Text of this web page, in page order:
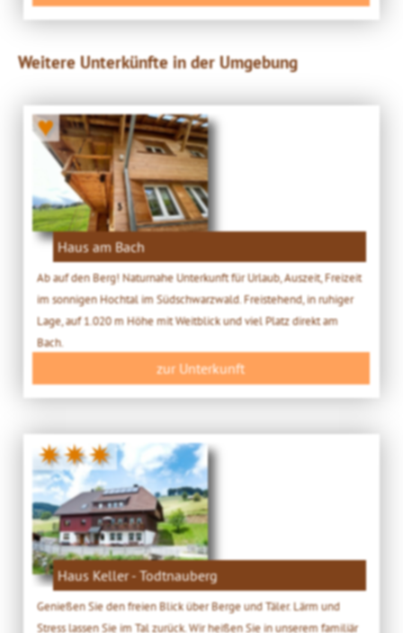
Weitere Unterkünfte in der Umgebung
♥
Haus am Bach
Ab auf den Berg! Naturnahe Unterkunft für Urlaub, Auszeit, Freizeit
im sonnigen Hochtal im Südschwarzwald. Freistehend, in ruhiger
Lage, auf 1.020 m Höhe mit Weitblick und viel Platz direkt am
Bach.
zur Unterkunft
✷✷✷
Haus Keller - Todtnauberg
Genießen Sie den freien Blick über Berge und Täler. Lärm und
Stress lassen Sie im Tal zurück. Wir heißen Sie in unserem familiär